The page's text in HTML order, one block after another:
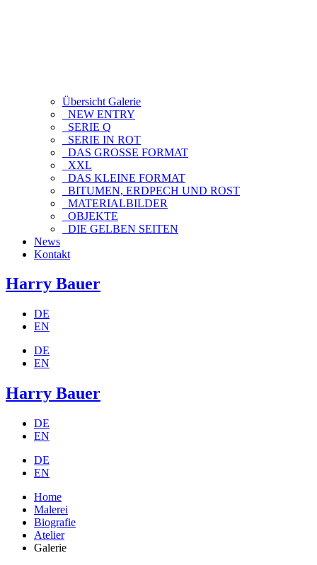
Übersicht Galerie
NEW ENTRY
SERIE Q
SERIE IN ROT
DAS GROSSE FORMAT
XXL
DAS KLEINE FORMAT
BITUMEN, ERDPECH UND ROST
MATERIALBILDER
OBJEKTE
DIE GELBEN SEITEN
News
Kontakt
Harry Bauer
DE
EN
DE
EN
Harry Bauer
DE
EN
DE
EN
Home
Malerei
Biografie
Atelier
Galerie